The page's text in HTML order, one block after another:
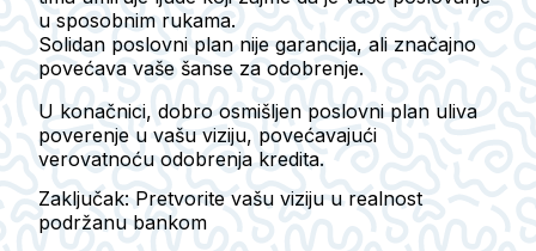
u sposobnim rukama.
Solidan poslovni plan nije garancija, ali značajno
povećava vaše šanse za odobrenje.
U konačnici, dobro osmišljen poslovni plan uliva
poverenje u vašu viziju, povećavajući
verovatnoću odobrenja kredita.
Zaključak: Pretvorite vašu viziju u realnost
podržanu bankom